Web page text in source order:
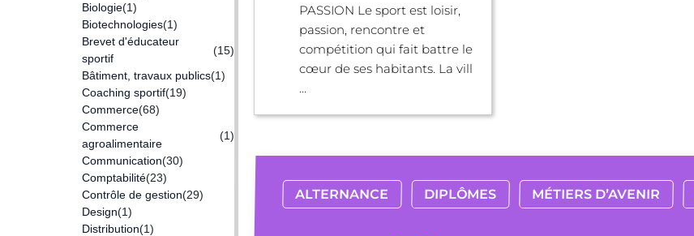
Biologie(1)
Biotechnologies(1)
Brevet d'éducateur
sportif
(15)
Bâtiment, travaux publics(1)
Coaching sportif(19)
Commerce(68)
Commerce
agroalimentaire
(1)
Communication(30)
Comptabilité(23)
Contrôle de gestion(29)
Design(1)
Distribution(1)
PASSION Le sport est loisir,
passion, rencontre et
compétition qui fait battre le
cœur de ses habitants. La vill
...
ALTERNANCE DIPLÔMES MÉTIERS D’AVENIR